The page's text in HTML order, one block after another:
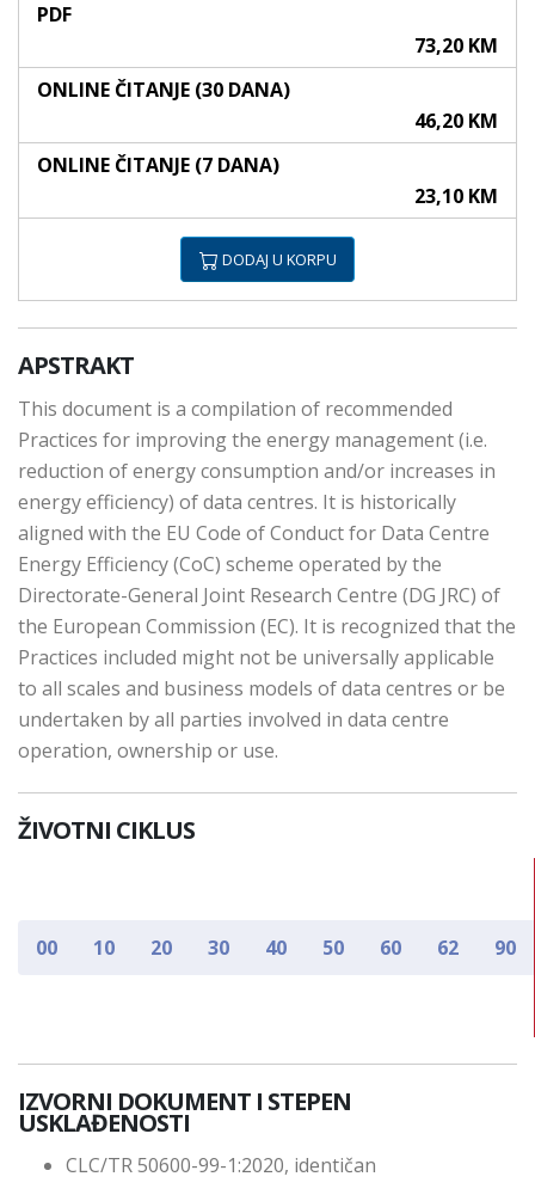
PDF
73,20 KM
ONLINE ČITANJE (30 DANA)
46,20 KM
ONLINE ČITANJE (7 DANA)
23,10 KM
DODAJ U KORPU
APSTRAKT
This document is a compilation of recommended
Practices for improving the energy management (i.e.
reduction of energy consumption and/or increases in
energy efficiency) of data centres. It is historically
aligned with the EU Code of Conduct for Data Centre
Energy Efficiency (CoC) scheme operated by the
Directorate-General Joint Research Centre (DG JRC) of
the European Commission (EC). It is recognized that the
Practices included might not be universally applicable
to all scales and business models of data centres or be
undertaken by all parties involved in data centre
operation, ownership or use.
ŽIVOTNI CIKLUS
00 10 20 30 40 50 60 62 90
IZVORNI DOKUMENT I STEPEN
USKLAĐENOSTI
CLC/TR 50600-99-1:2020, identičan